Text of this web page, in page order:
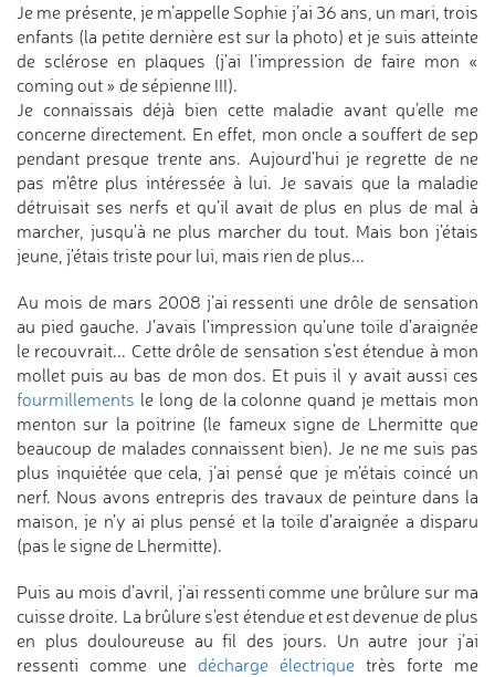
Je me présente, je m’appelle Sophie j’ai 36 ans, un mari, trois
enfants (la petite dernière est sur la photo) et je suis atteinte
de sclérose en plaques (j’ai l’impression de faire mon «
coming out » de sépienne !!!).
Je connaissais déjà bien cette maladie avant qu’elle me
concerne directement. En effet, mon oncle a souffert de sep
pendant presque trente ans. Aujourd’hui je regrette de ne
pas m’être plus intéressée à lui. Je savais que la maladie
détruisait ses nerfs et qu’il avait de plus en plus de mal à
marcher, jusqu'à ne plus marcher du tout. Mais bon j’étais
jeune, j’étais triste pour lui, mais rien de plus...
Au mois de mars 2008 j’ai ressenti une drôle de sensation
au pied gauche. J’avais l’impression qu’une toile d’araignée
le recouvrait... Cette drôle de sensation s’est étendue à mon
mollet puis au bas de mon dos. Et puis il y avait aussi ces
fourmillements le long de la colonne quand je mettais mon
menton sur la poitrine (le fameux signe de Lhermitte que
beaucoup de malades connaissent bien). Je ne me suis pas
plus inquiétée que cela, j’ai pensé que je m’étais coincé un
nerf. Nous avons entrepris des travaux de peinture dans la
maison, je n’y ai plus pensé et la toile d’araignée a disparu
(pas le signe de Lhermitte).
Puis au mois d’avril, j’ai ressenti comme une brûlure sur ma
cuisse droite. La brûlure s’est étendue et est devenue de plus
en plus douloureuse au fil des jours. Un autre jour j’ai
ressenti comme une décharge électrique très forte me